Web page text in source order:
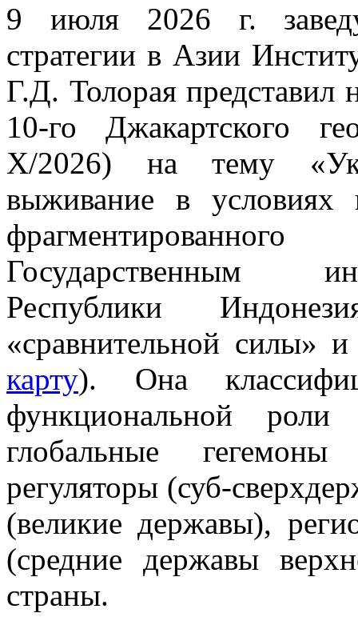
9 июля 2026 г.
стратегии в Азии
Г.Д. Толорая представил
10-го Джакартского
X/2026) на тему
выживание в условиях
Государственным
Республики
«сравнительной силы»
карту). Она
функциональной
глобальные
регуляторы (суб-
(великие державы),
(средние державы
страны.